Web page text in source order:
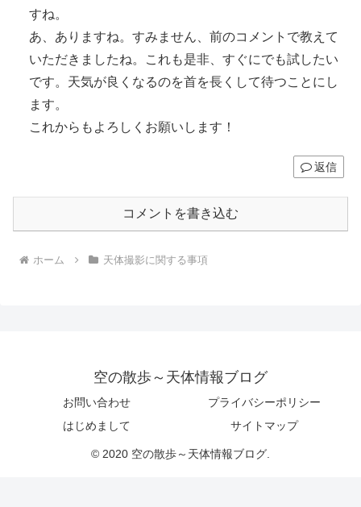
すね。
あ、ありますね。すみません、前のコメントで教えて
いただきましたね。これも是非、すぐにでも試したい
です。天気が良くなるのを首を長くして待つことにし
ます。
これからもよろしくお願いします！
返信
コメントを書き込む
ホーム 天体撮影に関する事項
空の散歩～天体情報ブログ
お問い合わせ
プライバシーポリシー
はじめまして
サイトマップ
© 2020 空の散歩～天体情報ブログ.